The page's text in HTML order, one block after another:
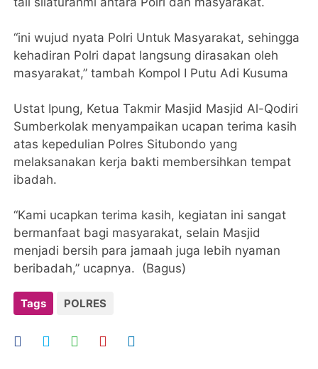
“ini wujud nyata Polri Untuk Masyarakat, sehingga
kehadiran Polri dapat langsung dirasakan oleh
masyarakat,” tambah Kompol I Putu Adi Kusuma
Ustat Ipung, Ketua Takmir Masjid Masjid Al-Qodiri
Sumberkolak menyampaikan ucapan terima kasih
atas kepedulian Polres Situbondo yang
melaksanakan kerja bakti membersihkan tempat
ibadah.
“Kami ucapkan terima kasih, kegiatan ini sangat
bermanfaat bagi masyarakat, selain Masjid
menjadi bersih para jamaah juga lebih nyaman
beribadah,” ucapnya. (Bagus)
Tags POLRES